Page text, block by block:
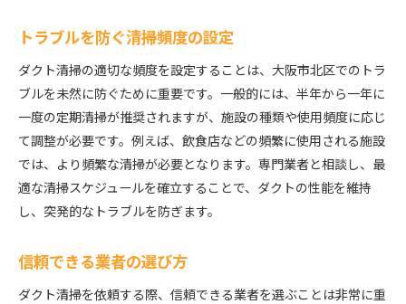
トラブルを防ぐ清掃頻度の設定
ダクト清掃の適切な頻度を設定することは、大阪市北区でのトラ
ブルを未然に防ぐために重要です。一般的には、半年から一年に
一度の定期清掃が推奨されますが、施設の種類や使用頻度に応じ
て調整が必要です。例えば、飲食店などの頻繁に使用される施設
では、より頻繁な清掃が必要となります。専門業者と相談し、最
適な清掃スケジュールを確立することで、ダクトの性能を維持
し、突発的なトラブルを防ぎます。
信頼できる業者の選び方
ダクト清掃を依頼する際、信頼できる業者を選ぶことは非常に重